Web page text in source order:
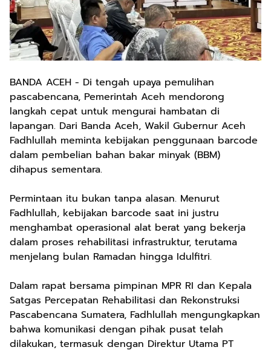
BANDA ACEH - Di tengah upaya pemulihan
pascabencana, Pemerintah Aceh mendorong
langkah cepat untuk mengurai hambatan di
lapangan. Dari Banda Aceh, Wakil Gubernur Aceh
Fadhlullah meminta kebijakan penggunaan barcode
dalam pembelian bahan bakar minyak (BBM)
dihapus sementara.
Permintaan itu bukan tanpa alasan. Menurut
Fadhlullah, kebijakan barcode saat ini justru
menghambat operasional alat berat yang bekerja
dalam proses rehabilitasi infrastruktur, terutama
menjelang bulan Ramadan hingga Idulfitri.
Dalam rapat bersama pimpinan MPR RI dan Kepala
Satgas Percepatan Rehabilitasi dan Rekonstruksi
Pascabencana Sumatera, Fadhlullah mengungkapkan
bahwa komunikasi dengan pihak pusat telah
dilakukan, termasuk dengan Direktur Utama PT